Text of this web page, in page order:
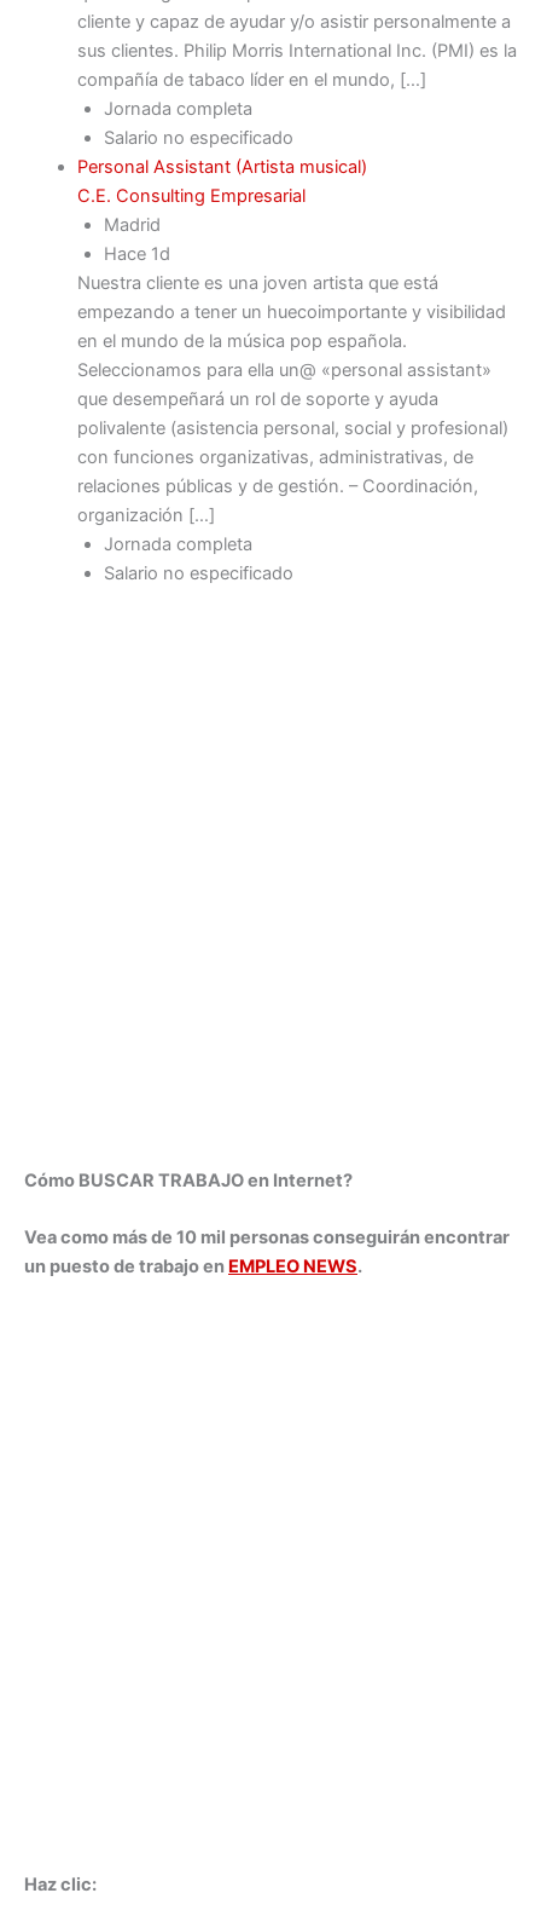
cliente y capaz de ayudar y/o asistir personalmente a
sus clientes. Philip Morris International Inc. (PMI) es la
compañía de tabaco líder en el mundo, […]
Jornada completa
Salario no especificado
Personal Assistant (Artista musical)
C.E. Consulting Empresarial
Madrid
Hace 1d
Nuestra cliente es una joven artista que está
empezando a tener un huecoimportante y visibilidad
en el mundo de la música pop española.
Seleccionamos para ella un@ «personal assistant»
que desempeñará un rol de soporte y ayuda
polivalente (asistencia personal, social y profesional)
con funciones organizativas, administrativas, de
relaciones públicas y de gestión. – Coordinación,
organización […]
Jornada completa
Salario no especificado
Cómo BUSCAR TRABAJO en Internet?
Vea como más de 10 mil personas conseguirán encontrar
un puesto de trabajo en EMPLEO NEWS.
Haz clic: